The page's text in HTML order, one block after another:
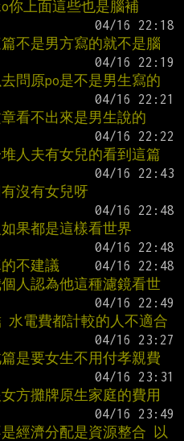
上面這些也是腦補
不是男方寫的就不是腦
問原po是不是男生寫的
看不出來是男生說的
人夫有女兒的看到這篇
沒有女兒呀
果都是這樣看世界
不建議
人認為他這種濾鏡看世
電費都計較的人不適合
是要女生不用付孝親費
方攤牌原生家庭的費用
經濟分配是資源整合 以